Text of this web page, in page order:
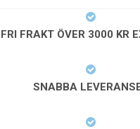
FRI FRAKT ÖVER 3000 KR
SNABBA